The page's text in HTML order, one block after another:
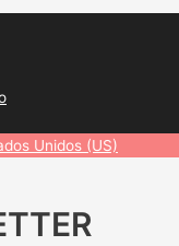
Unidos (US)